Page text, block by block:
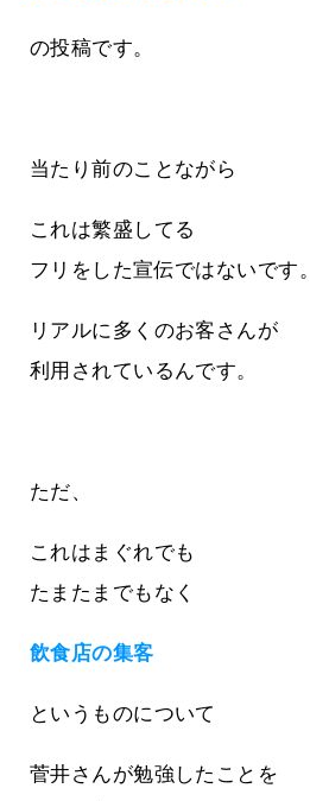
の投稿です。
当たり前のことながら
これは繁盛してる
フリをした宣伝ではないです。
リアルに多くのお客さんが
利用されているんです。
ただ、
これはまぐれでも
たまたまでもなく
飲食店の集客
というものについて
菅井さんが勉強したことを